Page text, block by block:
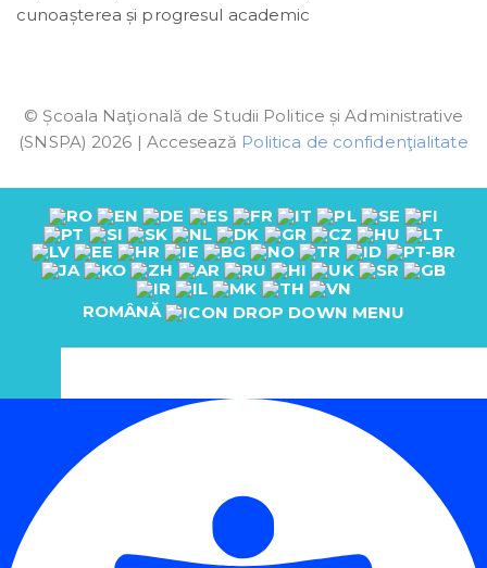
cunoașterea și progresul academic
© Școala Naţională de Studii Politice și Administrative
(SNSPA) 2026 | Accesează Politica de confidenţialitate
ROMÂNĂ